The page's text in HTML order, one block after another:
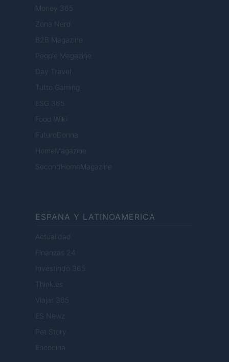
Money 365
Zona Nerd
B2B Magazine
People Magazine
Day Travel
Tutto Gaming
ESG 365
Food Wiki
FuturoDonna
HomeMagazine
SecondHomeMagazine
ESPANA Y LATINOAMERICA
Actualidad
Finanzas 24
Investindo 365
Think.es
Viajar 365
ES Newz
Pet Story
Encocina